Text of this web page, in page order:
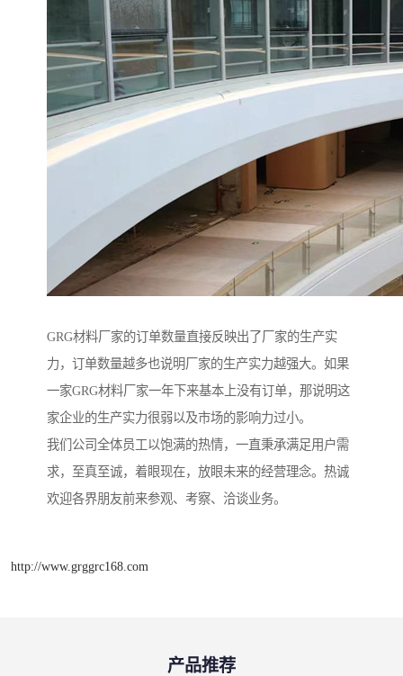
GRG材料厂家的订单数量直接反映出了厂家的生产实
力，订单数量越多也说明厂家的生产实力越强大。如果
一家GRG材料厂家一年下来基本上没有订单，那说明这
家企业的生产实力很弱以及市场的影响力过小。
我们公司全体员工以饱满的热情，一直秉承满足用户需
求，至真至诚，着眼现在，放眼未来的经营理念。热诚
欢迎各界朋友前来参观、考察、洽谈业务。
http://www.grggrc168.com
产品推荐